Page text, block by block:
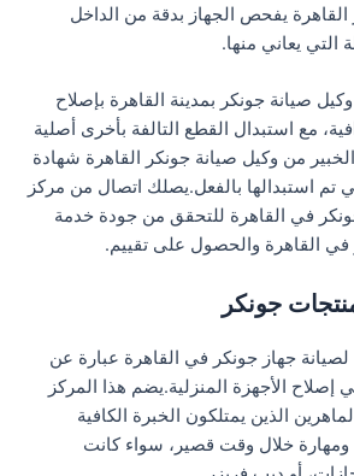
يفحص الجهاز بدقة من الداخل
التي يعاني منها.
صيانة جونكر بمدينة القاهرة بإصلاح
مع استبدال القطع التالفة بأخرى أصلية
الخبير من وكيل صيانة جونكر القاهرة شهادة
تم استبدالها بالفعل.يصلك اتصال من مركز
في القاهرة للتحقق من جودة خدمة
القاهرة والحصول على تقييم.
جونكر
جهاز جونكر في القاهرة عبارة عن
الأجهزة المنزلية.يضم هذا المركز
الذين يمتلكون الخبرة الكافية
ومهارة خلال وقت قصير، سواء كانت